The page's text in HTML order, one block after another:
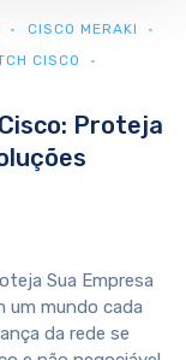
CISCO MERAKI
CISCO
Proteja
Sua Empresa
um mundo cada
da rede se